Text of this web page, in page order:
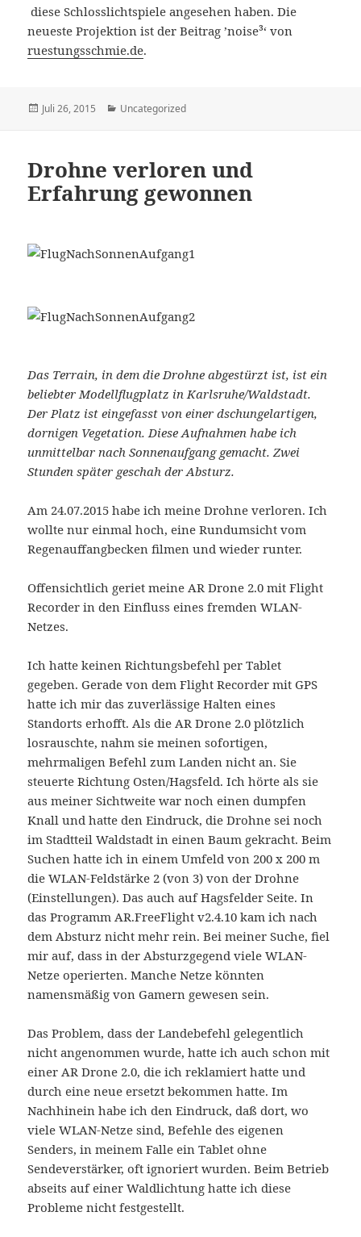
diese Schlosslichtspiele angesehen haben. Die
neueste Projektion ist der Beitrag ’noise³‘ von
ruestungsschmie.de.
Veröffentlicht
Juli 26, 2015 Kategorien
Uncategorized
Drohne verloren und
Erfahrung gewonnen
Das Terrain, in dem die Drohne abgestürzt ist, ist ein
beliebter Modellflugplatz in Karlsruhe/Waldstadt.
Der Platz ist eingefasst von einer dschungelartigen,
dornigen Vegetation. Diese Aufnahmen habe ich
unmittelbar nach Sonnenaufgang gemacht. Zwei
Stunden später geschah der Absturz.
Am 24.07.2015 habe ich meine Drohne verloren. Ich
wollte nur einmal hoch, eine Rundumsicht vom
Regenauffangbecken filmen und wieder runter.
Offensichtlich geriet meine AR Drone 2.0 mit Flight
Recorder in den Einfluss eines fremden WLAN-
Netzes.
Ich hatte keinen Richtungsbefehl per Tablet
gegeben. Gerade von dem Flight Recorder mit GPS
hatte ich mir das zuverlässige Halten eines
Standorts erhofft. Als die AR Drone 2.0 plötzlich
losrauschte, nahm sie meinen sofortigen,
mehrmaligen Befehl zum Landen nicht an. Sie
steuerte Richtung Osten/Hagsfeld. Ich hörte als sie
aus meiner Sichtweite war noch einen dumpfen
Knall und hatte den Eindruck, die Drohne sei noch
im Stadtteil Waldstadt in einen Baum gekracht. Beim
Suchen hatte ich in einem Umfeld von 200 x 200 m
die WLAN-Feldstärke 2 (von 3) von der Drohne
(Einstellungen). Das auch auf Hagsfelder Seite. In
das Programm AR.FreeFlight v2.4.10 kam ich nach
dem Absturz nicht mehr rein. Bei meiner Suche, fiel
mir auf, dass in der Absturzgegend viele WLAN-
Netze operierten. Manche Netze könnten
namensmäßig von Gamern gewesen sein.
Das Problem, dass der Landebefehl gelegentlich
nicht angenommen wurde, hatte ich auch schon mit
einer AR Drone 2.0, die ich reklamiert hatte und
durch eine neue ersetzt bekommen hatte. Im
Nachhinein habe ich den Eindruck, daß dort, wo
viele WLAN-Netze sind, Befehle des eigenen
Senders, in meinem Falle ein Tablet ohne
Sendeverstärker, oft ignoriert wurden. Beim Betrieb
abseits auf einer Waldlichtung hatte ich diese
Probleme nicht festgestellt.